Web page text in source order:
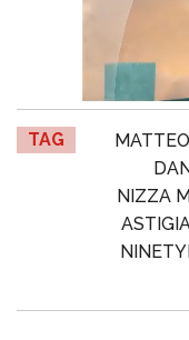
TAG
NIZZA